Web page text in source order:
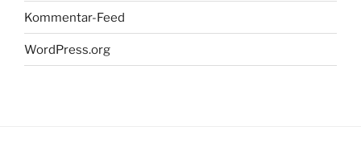
Kommentar-Feed
WordPress.org